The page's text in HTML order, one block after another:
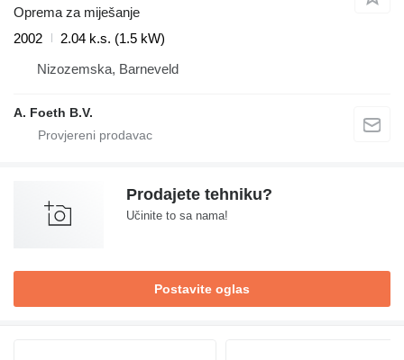
Oprema za miješanje
2002
2.04 k.s. (1.5 kW)
Nizozemska, Barneveld
A. Foeth B.V.
Prodajete tehniku?
Učinite to sa nama!
Postavite oglas